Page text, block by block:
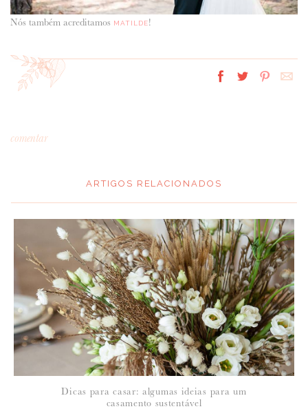
Nós também acreditamos MATILDE!
comentar
NOME*:
ARTIGOS RELACIONADOS
Dicas para casar: algumas ideias para um
casamento sustentável